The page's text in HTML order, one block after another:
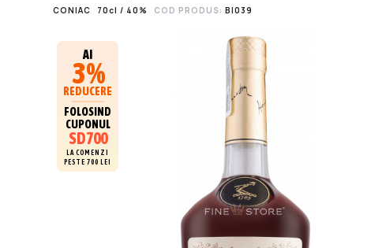
CONIAC 70cl / 40% COD PRODUS: BI039
AI
3%
REDUCERE
FOLOSIND
CUPONUL
SD700
LA COMENZI
PESTE 700 LEI